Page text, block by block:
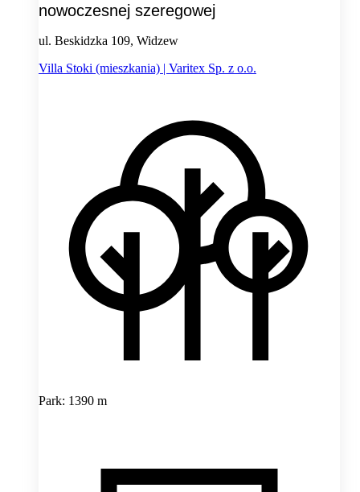
nowoczesnej szeregowej
ul. Beskidzka 109, Widzew
Villa Stoki (mieszkania) | Varitex Sp. z o.o.
Park: 1390 m